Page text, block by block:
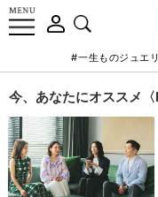
#一生ものジュエ
今、あなたにオススメ〈